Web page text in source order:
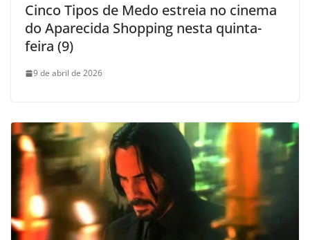
Cinco Tipos de Medo estreia no cinema
do Aparecida Shopping nesta quinta-
feira (9)
9 de abril de 2026